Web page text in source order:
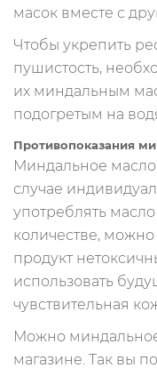
масок вместе с
Чтобы укрепить
пушистость,
их миндальным
подогретым на
Противопоказания
Миндальное масло
случае
употреблять
количестве,
продукт
использовать
чувствительная
Можно
магазине. Так вы